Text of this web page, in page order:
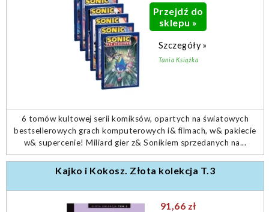
Przejdź do
sklepu »
Szczegóły »
Tania Książka
6 tomów kultowej serii komiksów, opartych na światowych
bestsellerowych grach komputerowych i& filmach, w& pakiecie
w& supercenie! Miliard gier z& Sonikiem sprzedanych na...
Kajko i Kokosz. Złota kolekcja T.3
91,66 zł